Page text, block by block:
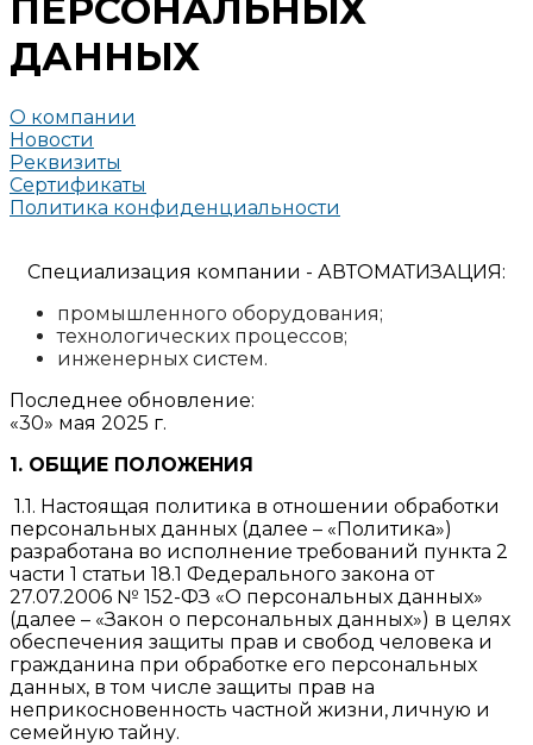
ПЕРСОНАЛЬНЫХ
ДАННЫХ
О компании
Новости
Реквизиты
Сертификаты
Политика конфиденциальности
Специализация компании - АВТОМАТИЗАЦИЯ:
промышленного оборудования;
технологических процессов;
инженерных систем.
Последнее обновление:
«30» мая 2025 г.
1. ОБЩИЕ ПОЛОЖЕНИЯ
1.1. Настоящая политика в отношении обработки
персональных данных (далее – «Политика»)
разработана во исполнение требований пункта 2
части 1 статьи 18.1 Федерального закона от
27.07.2006 № 152-ФЗ «О персональных данных»
(далее – «Закон о персональных данных») в целях
обеспечения защиты прав и свобод человека и
гражданина при обработке его персональных
данных, в том числе защиты прав на
неприкосновенность частной жизни, личную и
семейную тайну.